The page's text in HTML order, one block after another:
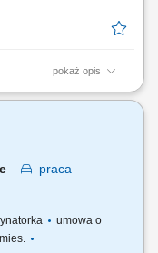
pokaż opis
oraz budowy na
z budową linii
energii;
praca
umowa o